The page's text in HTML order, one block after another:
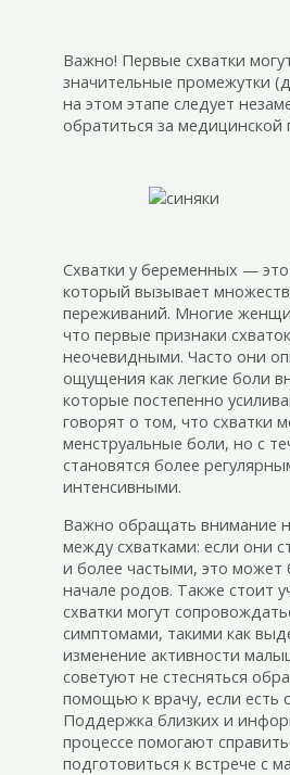
Важно! Первые схватки
значительные промежутки
на этом этапе следует
обратиться за
Схватки у беременных —
который вызывает
переживаний. Многие
что первые признаки
неочевидными. Часто они
ощущения как легкие боли
которые постепенно
говорят о том, что схватки
менструальные боли, но с
становятся более
интенсивными.
Важно обращать внимание
между схватками: если они
и более частыми, это может
начале родов. Также стоит
схватки могут
симптомами, такими как
изменение активности
советуют не стесняться
помощью к врачу, если есть
Поддержка близких и
процессе помогают
подготовиться к встрече с